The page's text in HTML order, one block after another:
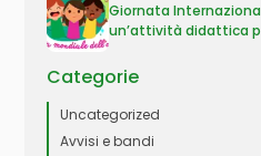
Giornata
un’attività didattica
Categorie
Uncategorized
Avvisi e bandi